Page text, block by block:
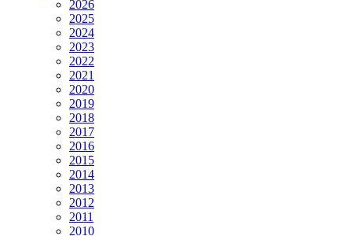
2026
2025
2024
2023
2022
2021
2020
2019
2018
2017
2016
2015
2014
2013
2012
2011
2010